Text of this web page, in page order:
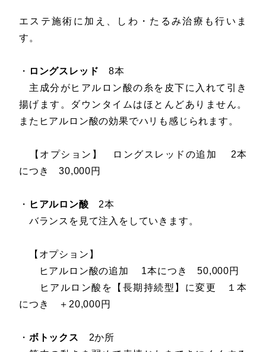
エステ施術に加え、しわ・たるみ治療も行いま
す。
・ ロングスレッド 8本
主成分がヒアルロン酸の糸を皮下に入れて引き
揚げます。ダウンタイムはほとんどありません。
またヒアルロン酸の効果でハリも感じられます。
【オプション】 ロングスレッドの追加 2本
につき 30,000円
・ ヒアルロン酸 2本
バランスを見て注入をしていきます。
【オプション】
ヒアルロン酸の追加 1本につき 50,000円
ヒアルロン酸を【長期持続型】に変更 １本
につき ＋20,000円
・ ボトックス
2か所